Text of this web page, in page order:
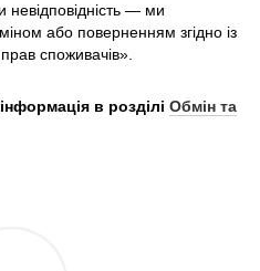
— ми
або поверненням згідно із
споживачів».
в розділі Обмін та